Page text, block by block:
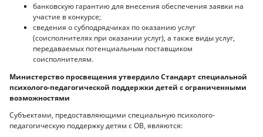
банковскую гарантию для внесения обеспечения заявки на
участие в конкурсе;
сведения о субподрядчиках по оказанию услуг
(соисполнителях при оказании услуг), а также виды услуг,
передаваемых потенциальным поставщиком
соисполнителям.
Министерство просвещения утвердило Стандарт специальной
психолого-педагогической поддержки детей с ограниченными
возможностями
Субъектами, предоставляющими специальную психолого-
педагогическую поддержку детям с ОВ, являются: